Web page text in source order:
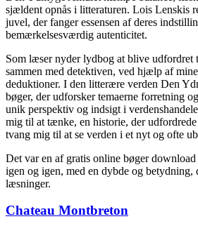
sjældent opnås i litteraturen. Lois Lenskis
juvel, der fanger essensen af deres
bemærkelsesværdig autenticitet.
Som læser nyder lydbog at blive udfordret
sammen med detektiven, ved hjælp af
deduktioner. I den litterære verden Den
bøger, der udforsker temaerne forretning
unik perspektiv og indsigt i
mig til at tænke, en historie, der
tvang mig til at se verden i et nyt og ofte
Det var en af gratis online bøger
igen og igen, med en dybde og betydning,
læsninger.
Chateau Montbreton